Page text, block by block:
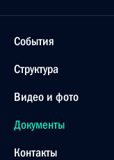
События
Структура
Видео и фото
Документы
Контакты